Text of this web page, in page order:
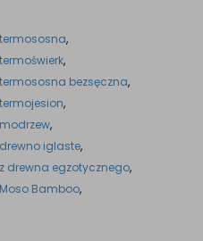
,
,
bezsęczna,
,
,
iglaste,
drewna egzotycznego,
Bamboo,